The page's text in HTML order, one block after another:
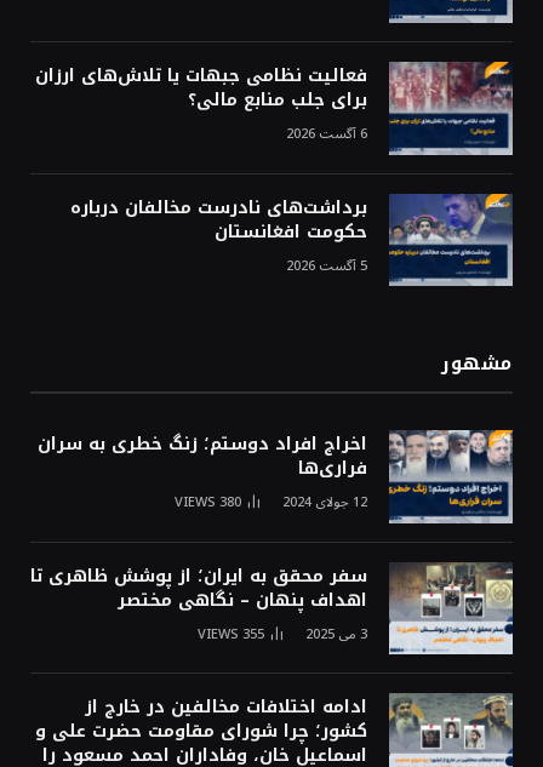
فعالیت نظامی جبهات یا تلاش‌های ارزان
برای جلب منابع مالی؟
6 آگست 2026
برداشت‌های نادرست مخالفان درباره
حکومت افغانستان
5 آگست 2026
مشهور
اخراج افراد دوستم؛ زنگ خطری به سران
فراری‌ها
12 جولای 2024 380
VIEWS
سفر محقق به ایران؛ از پوشش ظاهری تا
اهداف پنهان – نگاهی مختصر
3 می 2025 355
VIEWS
ادامه اختلافات مخالفین در خارج از
کشور؛ چرا شورای مقاومت حضرت علی و
اسماعیل خان، وفاداران احمد مسعود را